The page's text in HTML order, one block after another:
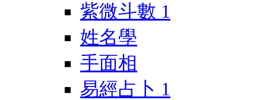
紫微斗數 1
姓名學
手面相
易經占卜 1